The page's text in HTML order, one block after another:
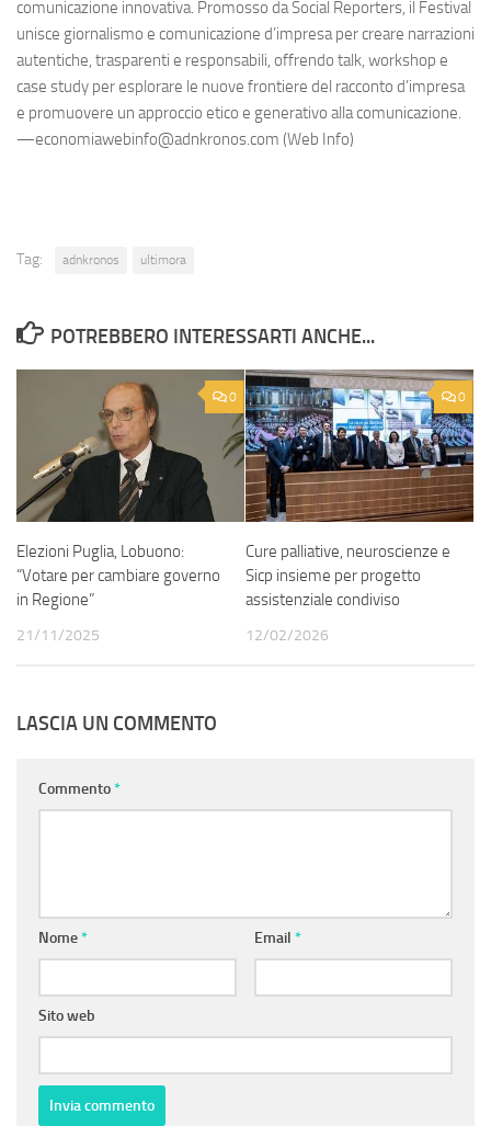
comunicazione innovativa. Promosso da Social Reporters, il Festival
unisce giornalismo e comunicazione d’impresa per creare narrazioni
autentiche, trasparenti e responsabili, offrendo talk, workshop e
case study per esplorare le nuove frontiere del racconto d’impresa
e promuovere un approccio etico e generativo alla comunicazione.
—economiawebinfo@adnkronos.com (Web Info)
Tag: adnkronos ultimora
POTREBBERO INTERESSARTI ANCHE...
0
Elezioni Puglia, Lobuono:
“Votare per cambiare governo
in Regione”
21/11/2025
0
Cure palliative, neuroscienze e
Sicp insieme per progetto
assistenziale condiviso
12/02/2026
LASCIA UN COMMENTO
Commento*
Nome* Email *
Sito web